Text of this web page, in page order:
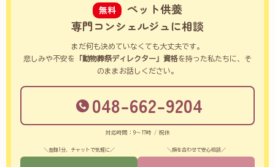
無料
ペット供養
専門コンシェルジュに相談
まだ何も決めていなくても大丈夫です。
悲しみや不安を 「動物葬祭ディレクター」資格を持った私たちに、そ
のままお話しください。
048-662-9204
対応時間：9～17時 / 祝休
＼登録1分、チャットで気軽に／ ＼顔を合わせて安心相談／